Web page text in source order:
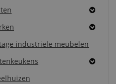
industriële meubelen